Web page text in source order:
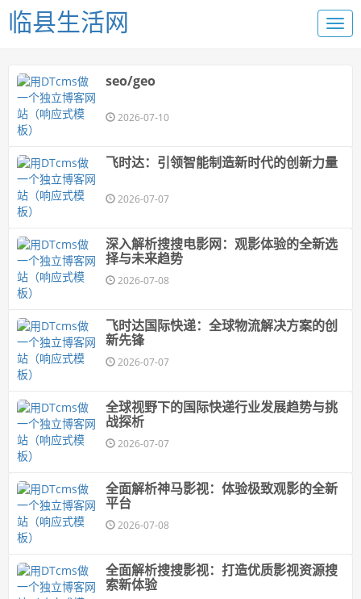
临县生活网
seo/geo
2026-07-10
飞时达：引领智能制造新时代的创新力量
2026-07-07
深入解析搜搜电影网：观影体验的全新选
择与未来趋势
2026-07-08
飞时达国际快递：全球物流解决方案的创
新先锋
2026-07-07
全球视野下的国际快递行业发展趋势与挑
战探析
2026-07-07
全面解析神马影视：体验极致观影的全新
平台
2026-07-08
全面解析搜搜影视：打造优质影视资源搜
索新体验